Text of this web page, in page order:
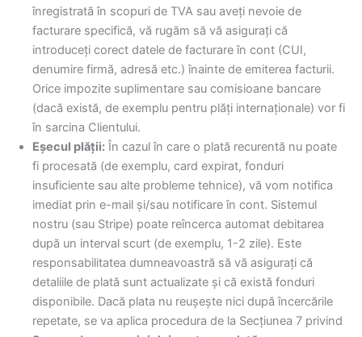
înregistrată în scopuri de TVA sau aveți nevoie de
facturare specifică, vă rugăm să vă asigurați că
introduceți corect datele de facturare în cont (CUI,
denumire firmă, adresă etc.) înainte de emiterea facturii.
Orice impozite suplimentare sau comisioane bancare
(dacă există, de exemplu pentru plăți internaționale) vor fi
în sarcina Clientului.
Eșecul plății: În cazul în care o plată recurentă nu poate
fi procesată (de exemplu, card expirat, fonduri
insuficiente sau alte probleme tehnice), vă vom notifica
imediat prin e-mail și/sau notificare în cont. Sistemul
nostru (sau Stripe) poate reîncerca automat debitarea
după un interval scurt (de exemplu, 1-2 zile). Este
responsabilitatea dumneavoastră să vă asigurați că
detaliile de plată sunt actualizate și că există fonduri
disponibile. Dacă plata nu reușește nici după încercările
repetate, se va aplica procedura de la Secțiunea 7 privind